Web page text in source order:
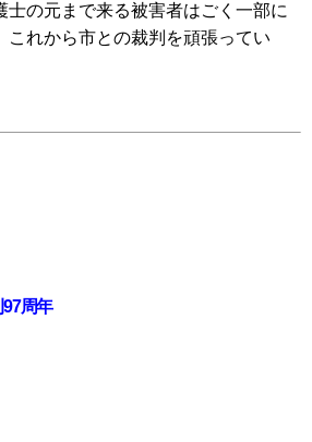
士の元まで来る被害者はごく一部に
これから市との裁判を頑張ってい
周年